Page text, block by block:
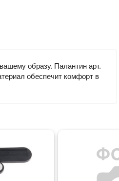
образу. Палантин арт.
обеспечит комфорт в